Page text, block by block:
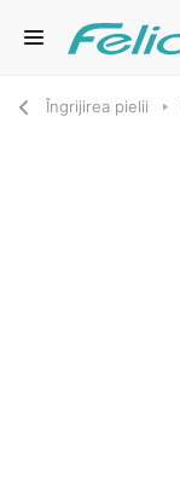
Îngrijirea pielii